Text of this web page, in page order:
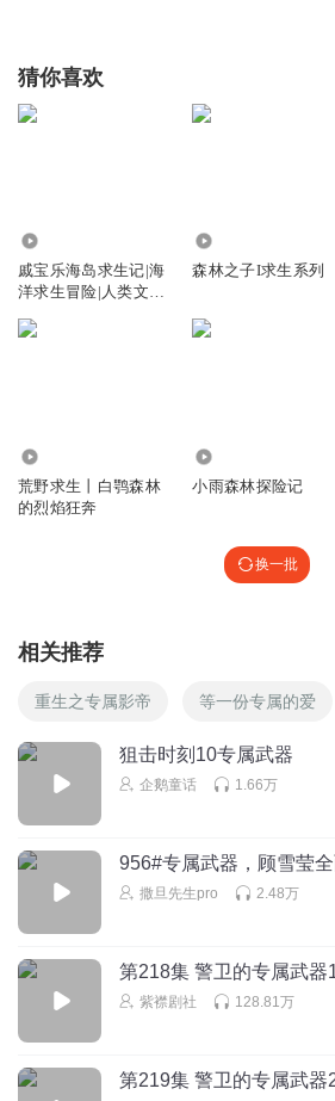
猜你喜欢
戚宝乐海岛求生记|海
洋求生冒险|人类文
森林之子I求生系列
荒野求生丨白鹗森林
的烈焰狂奔
小雨森林探险记
换一批
相关推荐
重生之专属影帝 等一份专属的爱
狙击时刻10专属武器
企鹅童话 1.66万
956#专属武器，顾雪莹
撒旦先生pro 2.48万
第218集 警卫的专属武器
紫襟剧社 128.81万
第219集 警卫的专属武器